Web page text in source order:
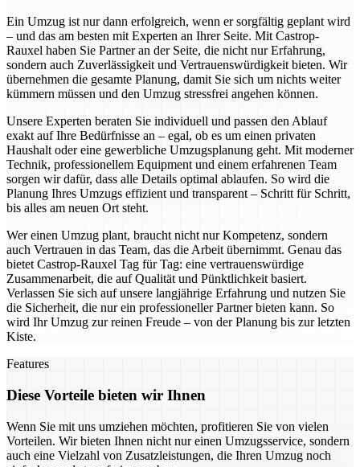
Ein Umzug ist nur dann erfolgreich, wenn er sorgfältig geplant wird
– und das am besten mit Experten an Ihrer Seite. Mit Castrop-
Rauxel haben Sie Partner an der Seite, die nicht nur Erfahrung,
sondern auch Zuverlässigkeit und Vertrauenswürdigkeit bieten. Wir
übernehmen die gesamte Planung, damit Sie sich um nichts weiter
kümmern müssen und den Umzug stressfrei angehen können.
Unsere Experten beraten Sie individuell und passen den Ablauf
exakt auf Ihre Bedürfnisse an – egal, ob es um einen privaten
Haushalt oder eine gewerbliche Umzugsplanung geht. Mit moderner
Technik, professionellem Equipment und einem erfahrenen Team
sorgen wir dafür, dass alle Details optimal ablaufen. So wird die
Planung Ihres Umzugs effizient und transparent – Schritt für Schritt,
bis alles am neuen Ort steht.
Wer einen Umzug plant, braucht nicht nur Kompetenz, sondern
auch Vertrauen in das Team, das die Arbeit übernimmt. Genau das
bietet Castrop-Rauxel Tag für Tag: eine vertrauenswürdige
Zusammenarbeit, die auf Qualität und Pünktlichkeit basiert.
Verlassen Sie sich auf unsere langjährige Erfahrung und nutzen Sie
die Sicherheit, die nur ein professioneller Partner bieten kann. So
wird Ihr Umzug zur reinen Freude – von der Planung bis zur letzten
Kiste.
Features
Diese Vorteile bieten wir Ihnen
Wenn Sie mit uns umziehen möchten, profitieren Sie von vielen
Vorteilen. Wir bieten Ihnen nicht nur einen Umzugsservice, sondern
auch eine Vielzahl von Zusatzleistungen, die Ihren Umzug noch